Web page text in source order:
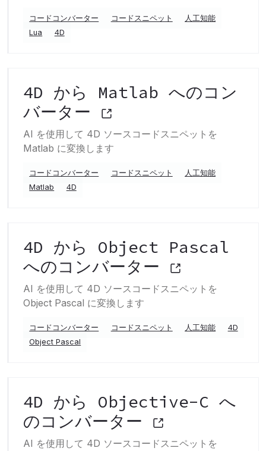
コードコンバーター コードスニペット
人工知能
Lua
4D
4D から Matlab へのコン
バーター
AI を使用して 4D ソースコードスニペットを
Matlab に変換します
コードコンバーター コードスニペット
人工知能
Matlab
4D
4D から Object Pascal
へのコンバーター
AI を使用して 4D ソースコードスニペットを
Object Pascal に変換します
コードコンバーター コードスニペット 人工知能
4D
Object Pascal
4D から Objective-C へ
のコンバーター
AI を使用して 4D ソースコードスニペットを